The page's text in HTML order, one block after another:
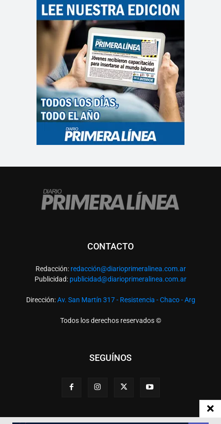
CONTACTO
Redacción: redacción@diarioprimeralinea.com.ar
Publicidad: publicidad@diarioprimeralinea.com.ar
Dirección:Av. San Martín 317 - Resistencia - Chaco - Arg
Todos los derechos reservados ©
SEGUÍNOS